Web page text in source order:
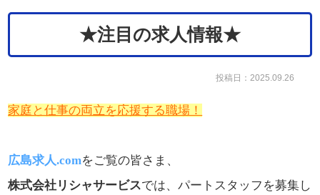
★注目の求人情報★
投稿日：2025.09.26
家庭と仕事の両立を応援する職場！
広島求人.comをご覧の皆さま、
株式会社リシャサービスでは、パートスタッフを募集し